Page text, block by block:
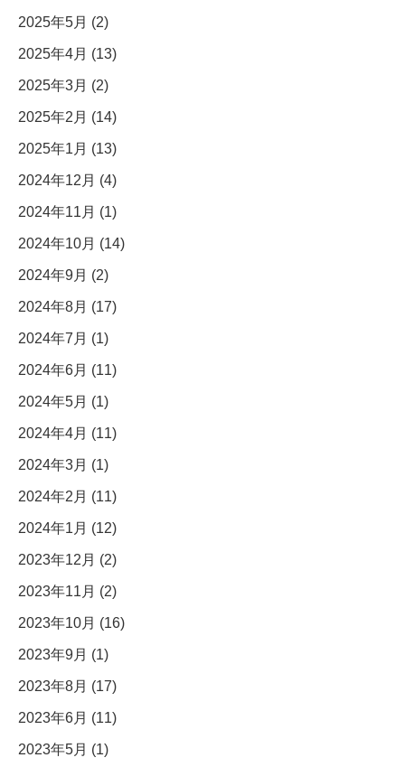
2025年5月 (2)
2025年4月 (13)
2025年3月 (2)
2025年2月 (14)
2025年1月 (13)
2024年12月 (4)
2024年11月 (1)
2024年10月 (14)
2024年9月 (2)
2024年8月 (17)
2024年7月 (1)
2024年6月 (11)
2024年5月 (1)
2024年4月 (11)
2024年3月 (1)
2024年2月 (11)
2024年1月 (12)
2023年12月 (2)
2023年11月 (2)
2023年10月 (16)
2023年9月 (1)
2023年8月 (17)
2023年6月 (11)
2023年5月 (1)